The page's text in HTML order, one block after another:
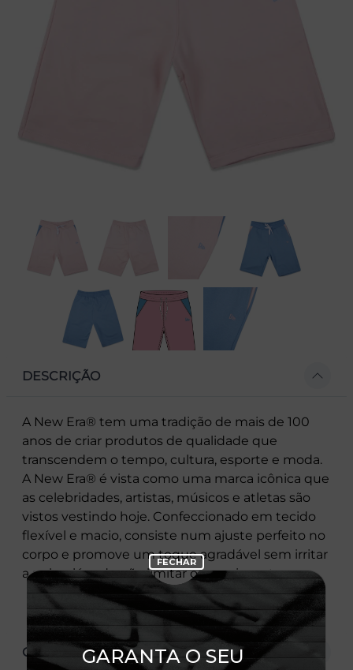
DESCRIÇÃO
A New Era® tem uma tradição de mais de 100
anos de criar produtos de qualidade que
transcendem o tempo, cultura, esporte e moda.
A New Era® é vista como uma marca icônica que
as celebridades, artistas, músicos e atletas são
vistos vestindo hoje. Confeccionado em tecido
flexível e macio, consiste num ajuste perfeito no
corpo e promove um toque agradável sem irritar
a pele, além de não limitar os movimentos.
CARACTERÍSTICAS